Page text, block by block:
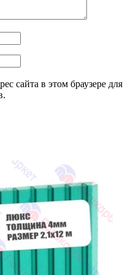
сайта в этом браузере для